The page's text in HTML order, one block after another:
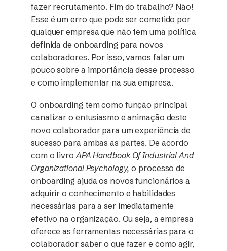
fazer recrutamento. Fim do trabalho? Não!
Esse é um erro que pode ser cometido por
qualquer empresa que não tem uma política
definida de onboarding para novos
colaboradores. Por isso, vamos falar um
pouco sobre a importância desse processo
e como implementar na sua empresa.
O onboarding tem como função principal
canalizar o entusiasmo e animação deste
novo colaborador para um experiência de
sucesso para ambas as partes. De acordo
com o livroAPA Handbook Of Industrial And
Organizational Psychology, o processo de
onboarding ajuda os novos funcionários a
adquirir o conhecimento e habilidades
necessárias para a ser imediatamente
efetivo na organização. Ou seja, a empresa
oferece as ferramentas necessárias para o
colaborador saber o que fazer e como agir,